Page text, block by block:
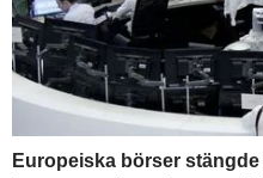
Europeiska börser